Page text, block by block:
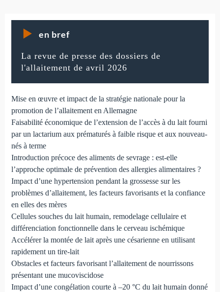
en bref
La revue de presse des dossiers de
l'allaitement de avril 2026
Mise en œuvre et impact de la stratégie nationale pour la
promotion de l’allaitement en Allemagne
Faisabilité économique de l’extension de l’accès à du lait fourni
par un lactarium aux prématurés à faible risque et aux nouveau-
nés à terme
Introduction précoce des aliments de sevrage : est-elle
l’approche optimale de prévention des allergies alimentaires ?
Impact d’une hypertension pendant la grossesse sur les
problèmes d’allaitement, les facteurs favorisants et la confiance
en elles des mères
Cellules souches du lait humain, remodelage cellulaire et
différenciation fonctionnelle dans le cerveau ischémique
Accélérer la montée de lait après une césarienne en utilisant
rapidement un tire-lait
Obstacles et facteurs favorisant l’allaitement de nourrissons
présentant une mucoviscidose
Impact d’une congélation courte à –20 °C du lait humain donné